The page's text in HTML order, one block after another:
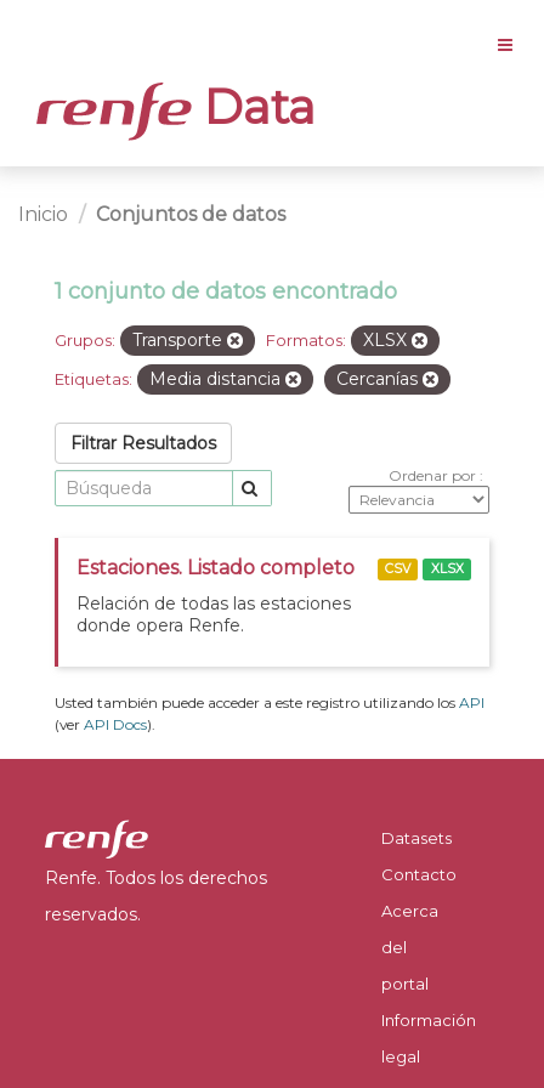
Data
Inicio Conjuntos de datos
1 conjunto de datos encontrado
Grupos: Transporte Formatos: XLSX
Etiquetas: Media distancia Cercanías
Filtrar Resultados
Ordenar por
Estaciones. Listado completo
Relación de todas las estaciones
donde opera Renfe.
CSV XLSX
Usted también puede acceder a este registro utilizando los API
(ver API Docs).
Renfe. Todos los derechos
reservados.
Datasets
Contacto
Acerca
del
portal
Información
legal